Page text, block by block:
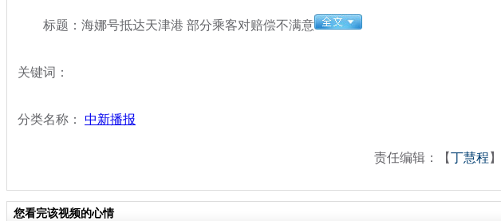
标题：海娜号抵达天津港 部分乘客对赔偿不满意
关键词：
分类名称： 中新播报
责任编辑：【丁慧程 】
您看完该视频的心情